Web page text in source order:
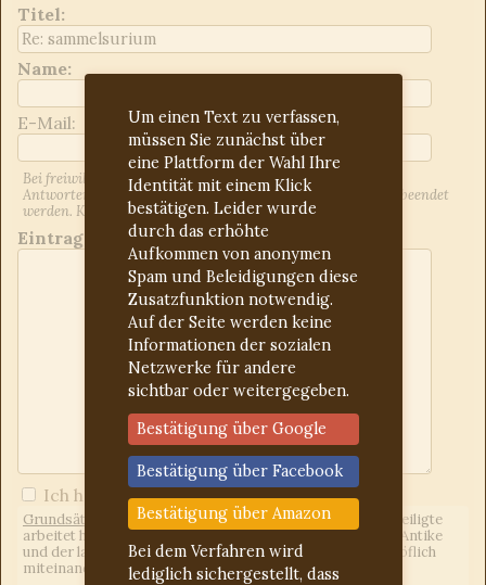
Um einen Text zu verfassen,
müssen Sie zunächst über
eine Plattform der Wahl Ihre
Identität mit einem Klick
bestätigen. Leider wurde
durch das erhöhte
Aufkommen von anonymen
Spam und Beleidigungen diese
Zusatzfunktion notwendig.
Auf der Seite werden keine
Informationen der sozialen
Netzwerke für andere
sichtbar oder weitergegeben.
Bestätigung über Google
Bestätigung über Facebook
Bestätigung über Amazon
Bei dem Verfahren wird
lediglich sichergestellt, dass
Titel:
Name:
E-Mail:
Bei freiwilliger Angabe der E-Mail-Adresse werden Sie über
Antworten auf Ihren Beitrag informiert. Dies kann jederzeit beendet
werden. Kontrollieren Sie ggf. den Spam-Ordner.
Eintrag:
Ich habe dieForumregelngelesen
Grundsätzliches:
Wir sind ein freies Forum, d.h. jeder Beteiligte
arbeitet hier unentgeltlich. Uns eint das Interesse an der Antike
und der lateinischen Sprache. Wir gehen freundlich und höflich
miteinander um.